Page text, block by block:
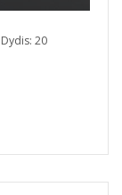
Dydis: 20